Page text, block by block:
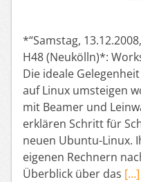
*“Samstag,
H48 (Neukölln)*:
Die ideale
auf Linux umsteigen
mit Beamer und
erklären Schritt für
neuen Ubuntu-Linux.
eigenen Rechnern
Überblick über das […]